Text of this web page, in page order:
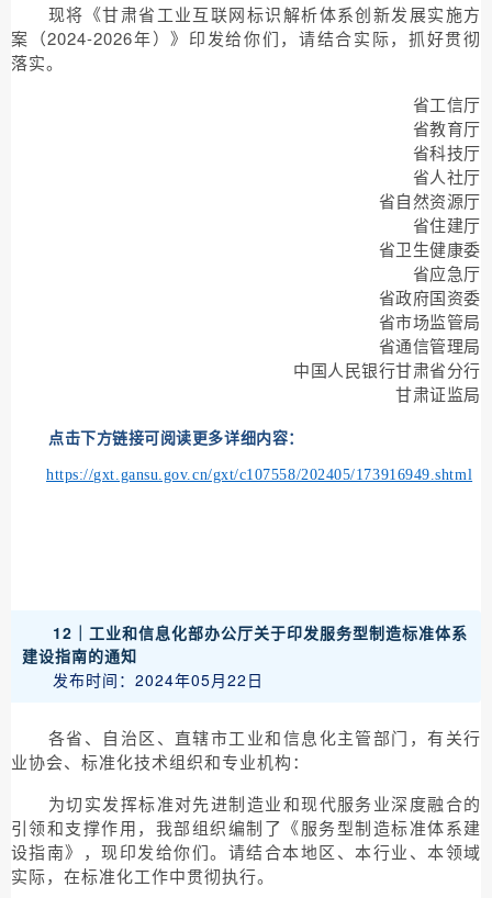
现将《甘肃省工业互联网标识解析体系创新发展实施方
案（2024-2026年）》印发给你们，请结合实际，抓好贯彻
落实。
省工信厅
省教育厅
省科技厅
省人社厅
省自然资源厅
省住建厅
省卫生健康委
省应急厅
省政府国资委
省市场监管局
省通信管理局
中国人民银行甘肃省分行
甘肃证监局
点击下方链接可阅读更多详细内容：
https://gxt.gansu.gov.cn/gxt/c107558/202405/173916949.shtml
12｜ 工业和信息化部办公厅关于印发服务型制造标准体系
建设指南的通知
发布时间：2024年05月22日
各省、自治区、直辖市工业和信息化主管部门，有关行
业协会、标准化技术组织和专业机构：
为切实发挥标准对先进制造业和现代服务业深度融合的
引领和支撑作用，我部组织编制了《服务型制造标准体系建
设指南》，现印发给你们。请结合本地区、本行业、本领域
实际，在标准化工作中贯彻执行。